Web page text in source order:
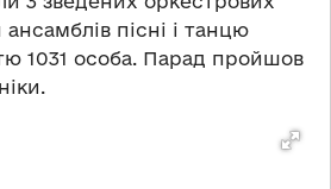
пісні і танцю
1031 особа. Парад пройшов